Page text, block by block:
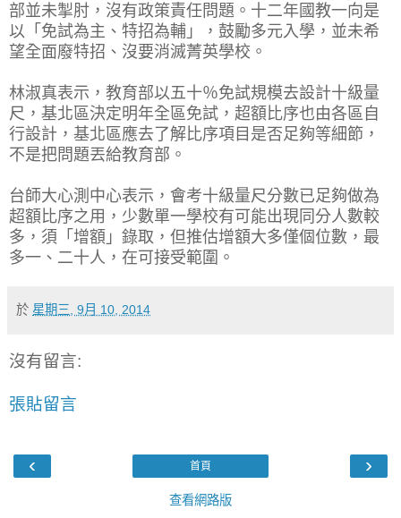
部並未掣肘，沒有政策責任問題。十二年國教一向是
以「免試為主、特招為輔」，鼓勵多元入學，並未希
望全面廢特招、沒要消滅菁英學校。
林淑真表示，教育部以五十％免試規模去設計十級量
尺，基北區決定明年全區免試，超額比序也由各區自
行設計，基北區應去了解比序項目是否足夠等細節，
不是把問題丟給教育部。
台師大心測中心表示，會考十級量尺分數已足夠做為
超額比序之用，少數單一學校有可能出現同分人數較
多，須「增額」錄取，但推估增額大多僅個位數，最
多一、二十人，在可接受範圍。
於 星期三, 9月 10, 2014
沒有留言:
張貼留言
‹ ›
首頁
查看網路版